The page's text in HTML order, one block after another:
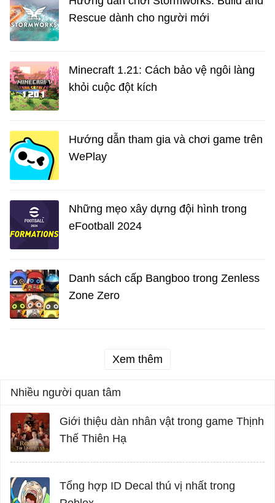
Rescue dành cho người mới
Minecraft 1.21: Cách bảo vệ ngôi làng
khỏi cuộc đột kích
Hướng dẫn tham gia và chơi game trên
WePlay
Những mẹo xây dựng đội hình trong
eFootball 2024
Danh sách cấp Bangboo trong Zenless
Zone Zero
Xem thêm
Nhiều người quan tâm
Giới thiệu dàn nhân vật trong game Thịnh
Thế Thiên Hạ
Tổng hợp ID Decal thú vị nhất trong